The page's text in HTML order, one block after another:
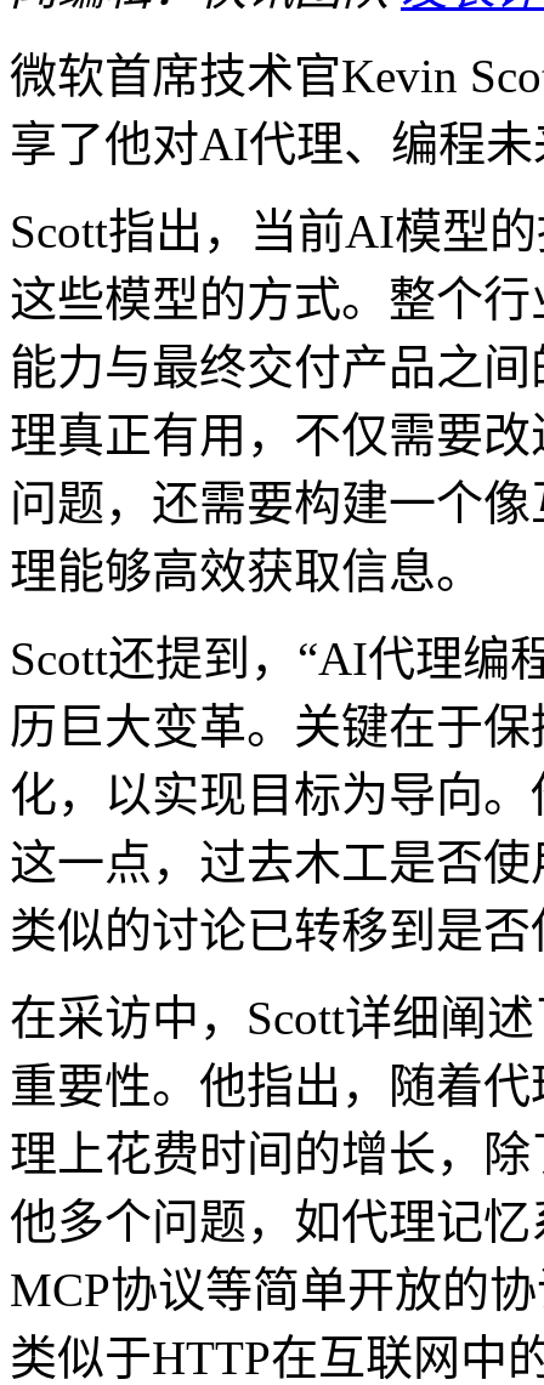
微软首席技术官Kevin
享了他对AI代理、编程
Scott指出，当前AI模型
这些模型的方式。整个
能力与最终交付产品之
理真正有用，不仅需要
问题，还需要构建一个
理能够高效获取信息。
Scott还提到，“AI代理编
历巨大变革。关键在于
化，以实现目标为导向
这一点，过去木工是否
类似的讨论已转移到是
在采访中，Scott详细阐
重要性。他指出，随着
理上花费时间的增长，
他多个问题，如代理记
MCP协议等简单开放的
类似于HTTP在互联网中